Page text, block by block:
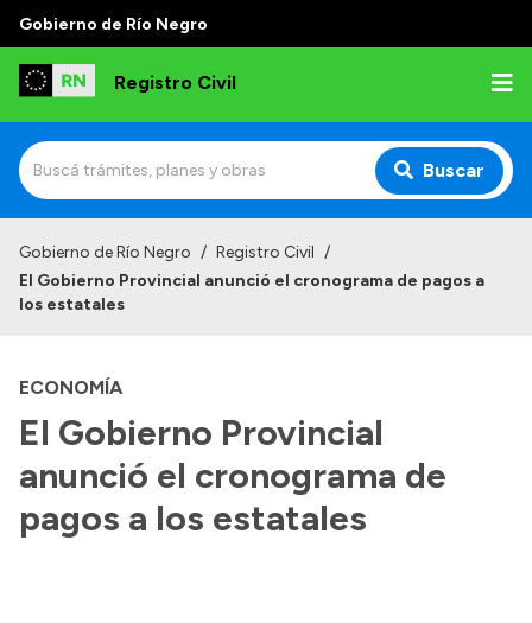
Gobierno de Río Negro
Registro Civil
Buscar
Institucional
Autoridades
Delegaciones
Estadísticas de hechos vitales
Gobierno de Río Negro / Registro Civil /
El Gobierno Provincial anunció el cronograma de pagos a
los estatales
ECONOMÍA
El Gobierno Provincial
anunció el cronograma de
pagos a los estatales